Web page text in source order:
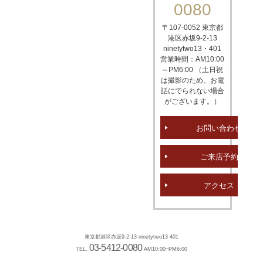
0080
〒107-0052 東京都
港区赤坂9-2-13
ninetytwo13・401
営業時間：AM10:00
～PM6:00 （土日祝
は撮影のため、お電
話にでられない場合
がございます。）
お問い合わせ
ご来店予約
アクセス
東京都港区赤坂9-2-13 ninetytwo13 401
TEL. 03-5412-0080 AM10:00~PM6:00